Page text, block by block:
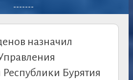
-------
назначил
Бурятия